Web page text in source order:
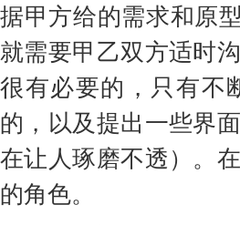
据甲方给的需求和原
就需要甲乙双方适时
很有必要的，只有不
的，以及提出一些界
在让人琢磨不透）。
的角色。